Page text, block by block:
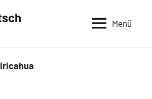
Menü